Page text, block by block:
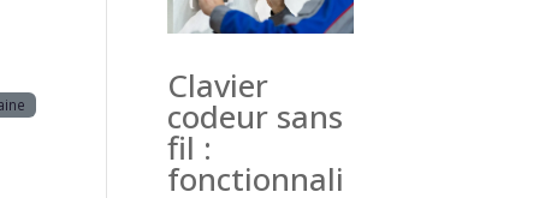
Clavier
codeur sans
fil :
fonctionnali